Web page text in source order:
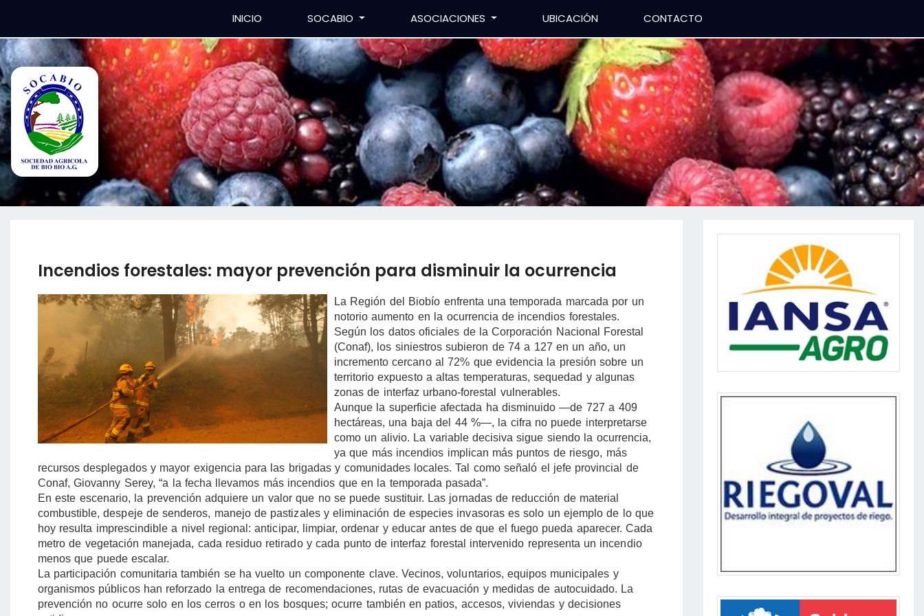
INICIO SOCABIO ASOCIACIONES UBICACIÓN CONTACTO
Incendios forestales: mayor prevención para disminuir la ocurrencia
La Región del Biobío enfrenta una temporada marcada por un
notorio aumento en la ocurrencia de incendios forestales.
Según los datos oficiales de la Corporación Nacional Forestal
(Conaf), los siniestros subieron de 74 a 127 en un año, un
incremento cercano al 72% que evidencia la presión sobre un
territorio expuesto a altas temperaturas, sequedad y algunas
zonas de interfaz urbano-forestal vulnerables.
Aunque la superficie afectada ha disminuido —de 727 a 409
hectáreas, una baja del 44 %—, la cifra no puede interpretarse
como un alivio. La variable decisiva sigue siendo la ocurrencia,
ya que más incendios implican más puntos de riesgo, más
recursos desplegados y mayor exigencia para las brigadas y comunidades locales. Tal como señaló el jefe provincial de
Conaf, Giovanny Serey, “a la fecha llevamos más incendios que en la temporada pasada”.
En este escenario, la prevención adquiere un valor que no se puede sustituir. Las jornadas de reducción de material
combustible, despeje de senderos, manejo de pastizales y eliminación de especies invasoras es solo un ejemplo de lo que
hoy resulta imprescindible a nivel regional: anticipar, limpiar, ordenar y educar antes de que el fuego pueda aparecer. Cada
metro de vegetación manejada, cada residuo retirado y cada punto de interfaz forestal intervenido representa un incendio
menos que puede escalar.
La participación comunitaria también se ha vuelto un componente clave. Vecinos, voluntarios, equipos municipales y
organismos públicos han reforzado la entrega de recomendaciones, rutas de evacuación y medidas de autocuidado. La
prevención no ocurre solo en los cerros o en los bosques; ocurre también en patios, accesos, viviendas y decisiones